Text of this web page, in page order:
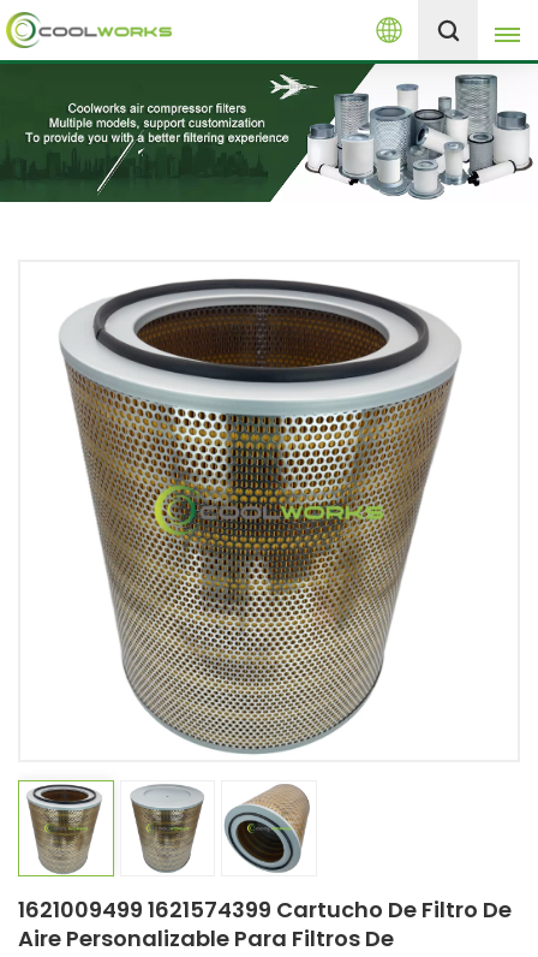
Español
English
español
русский
Melayu
+8613525046291
1621009499 1621574399 Cartucho De Filtro De
Aire Personalizable Para Filtros De